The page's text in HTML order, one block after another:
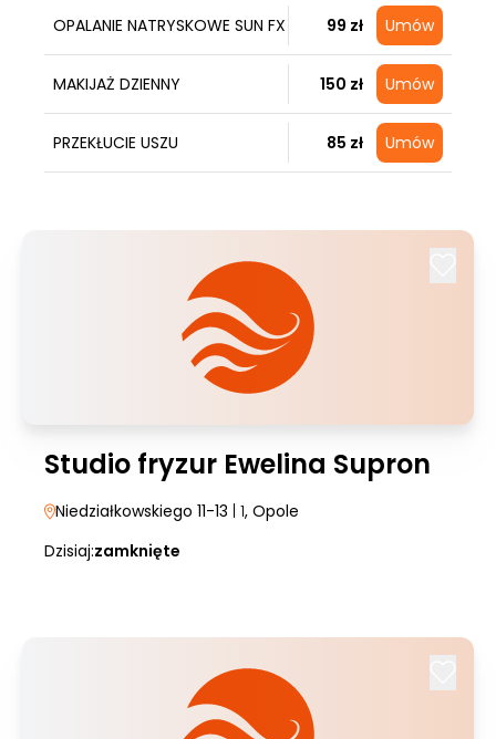
OPALANIE NATRYSKOWE SUN FX 99 zł Umów
MAKIJAŻ DZIENNY 150 zł Umów
PRZEKŁUCIE USZU 85 zł Umów
Studio fryzur Ewelina Supron
Niedziałkowskiego 11-13 | 1, Opole
Dzisiaj:zamknięte